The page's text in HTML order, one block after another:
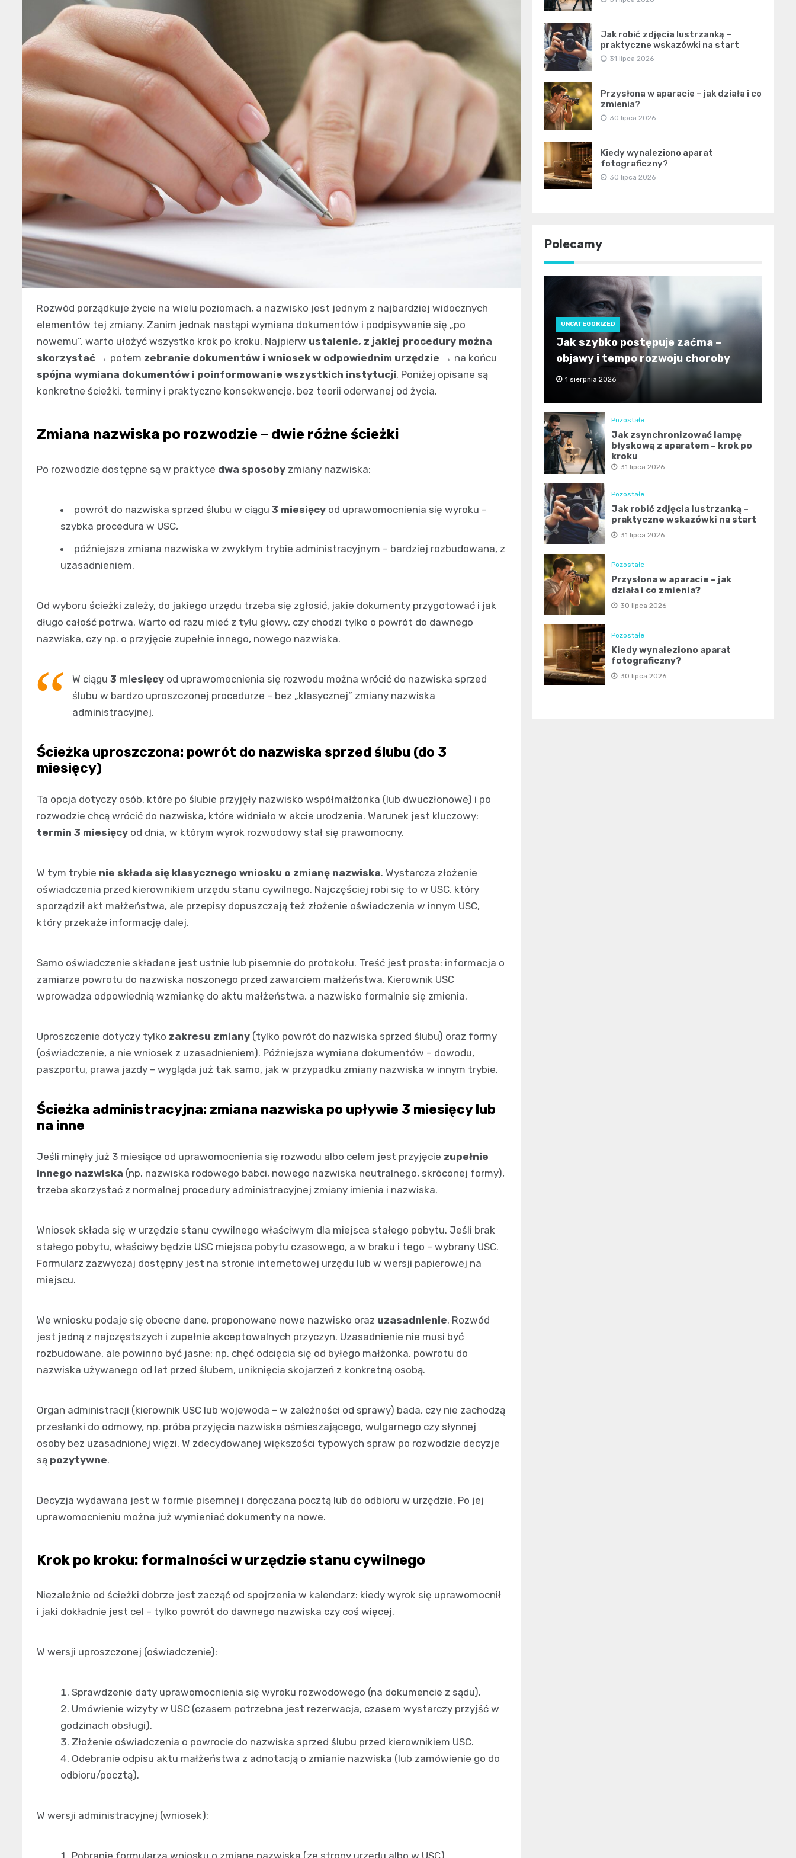
Rozwód porządkuje życie na wielu poziomach, a nazwisko jest jednym z najbardziej widocznych
elementów tej zmiany. Zanim jednak nastąpi wymiana dokumentów i podpisywanie się „po
nowemu”, warto ułożyć wszystko krok po kroku. Najpierw ustalenie, z jakiej procedury można
skorzystać → potem zebranie dokumentów i wniosek w odpowiednim urzędzie → na końcu
spójna wymiana dokumentów i poinformowanie wszystkich instytucji. Poniżej opisane są
konkretne ścieżki, terminy i praktyczne konsekwencje, bez teorii oderwanej od życia.
Zmiana nazwiska po rozwodzie – dwie różne ścieżki
Po rozwodzie dostępne są w praktyce dwa sposoby zmiany nazwiska:
powrót do nazwiska sprzed ślubu w ciągu 3 miesięcy od uprawomocnienia się wyroku –
szybka procedura w USC,
późniejsza zmiana nazwiska w zwykłym trybie administracyjnym – bardziej rozbudowana, z
uzasadnieniem.
Od wyboru ścieżki zależy, do jakiego urzędu trzeba się zgłosić, jakie dokumenty przygotować i jak
długo całość potrwa. Warto od razu mieć z tyłu głowy, czy chodzi tylko o powrót do dawnego
nazwiska, czy np. o przyjęcie zupełnie innego, nowego nazwiska.
W ciągu 3 miesięcy od uprawomocnienia się rozwodu można wrócić do nazwiska sprzed
ślubu w bardzo uproszczonej procedurze – bez „klasycznej” zmiany nazwiska
administracyjnej.
Ścieżka uproszczona: powrót do nazwiska sprzed ślubu (do 3
miesięcy)
Ta opcja dotyczy osób, które po ślubie przyjęły nazwisko współmałżonka (lub dwuczłonowe) i po
rozwodzie chcą wrócić do nazwiska, które widniało w akcie urodzenia. Warunek jest kluczowy:
termin 3 miesięcy od dnia, w którym wyrok rozwodowy stał się prawomocny.
W tym trybie nie składa się klasycznego wniosku o zmianę nazwiska. Wystarcza złożenie
oświadczenia przed kierownikiem urzędu stanu cywilnego. Najczęściej robi się to w USC, który
sporządził akt małżeństwa, ale przepisy dopuszczają też złożenie oświadczenia w innym USC,
który przekaże informację dalej.
Samo oświadczenie składane jest ustnie lub pisemnie do protokołu. Treść jest prosta: informacja o
zamiarze powrotu do nazwiska noszonego przed zawarciem małżeństwa. Kierownik USC
wprowadza odpowiednią wzmiankę do aktu małżeństwa, a nazwisko formalnie się zmienia.
Uproszczenie dotyczy tylko zakresu zmiany (tylko powrót do nazwiska sprzed ślubu) oraz formy
(oświadczenie, a nie wniosek z uzasadnieniem). Późniejsza wymiana dokumentów – dowodu,
paszportu, prawa jazdy – wygląda już tak samo, jak w przypadku zmiany nazwiska w innym trybie.
Ścieżka administracyjna: zmiana nazwiska po upływie 3 miesięcy lub
na inne
Jeśli minęły już 3 miesiące od uprawomocnienia się rozwodu albo celem jest przyjęcie zupełnie
innego nazwiska (np. nazwiska rodowego babci, nowego nazwiska neutralnego, skróconej formy),
trzeba skorzystać z normalnej procedury administracyjnej zmiany imienia i nazwiska.
Wniosek składa się w urzędzie stanu cywilnego właściwym dla miejsca stałego pobytu. Jeśli brak
stałego pobytu, właściwy będzie USC miejsca pobytu czasowego, a w braku i tego – wybrany USC.
Formularz zazwyczaj dostępny jest na stronie internetowej urzędu lub w wersji papierowej na
miejscu.
We wniosku podaje się obecne dane, proponowane nowe nazwisko oraz uzasadnienie. Rozwód
jest jedną z najczęstszych i zupełnie akceptowalnych przyczyn. Uzasadnienie nie musi być
rozbudowane, ale powinno być jasne: np. chęć odcięcia się od byłego małżonka, powrotu do
nazwiska używanego od lat przed ślubem, uniknięcia skojarzeń z konkretną osobą.
Organ administracji (kierownik USC lub wojewoda – w zależności od sprawy) bada, czy nie zachodzą
przesłanki do odmowy, np. próba przyjęcia nazwiska ośmieszającego, wulgarnego czy słynnej
osoby bez uzasadnionej więzi. W zdecydowanej większości typowych spraw po rozwodzie decyzje
są pozytywne.
Decyzja wydawana jest w formie pisemnej i doręczana pocztą lub do odbioru w urzędzie. Po jej
uprawomocnieniu można już wymieniać dokumenty na nowe.
Krok po kroku: formalności w urzędzie stanu cywilnego
Niezależnie od ścieżki dobrze jest zacząć od spojrzenia w kalendarz: kiedy wyrok się uprawomocnił
i jaki dokładnie jest cel – tylko powrót do dawnego nazwiska czy coś więcej.
W wersji uproszczonej (oświadczenie):
Sprawdzenie daty uprawomocnienia się wyroku rozwodowego (na dokumencie z sądu).
Umówienie wizyty w USC (czasem potrzebna jest rezerwacja, czasem wystarczy przyjść w
godzinach obsługi).
Złożenie oświadczenia o powrocie do nazwiska sprzed ślubu przed kierownikiem USC.
Odebranie odpisu aktu małżeństwa z adnotacją o zmianie nazwiska (lub zamówienie go do
odbioru/pocztą).
W wersji administracyjnej (wniosek):
Pobranie formularza wniosku o zmianę nazwiska (ze strony urzędu albo w USC).
Jak robić zdjęcia lustrzanką –
praktyczne wskazówki na start
31 lipca 2026
Przysłona w aparacie – jak działa i co
zmienia?
30 lipca 2026
Kiedy wynaleziono aparat
fotograficzny?
30 lipca 2026
Polecamy
UNCATEGORIZED
Jak szybko postępuje zaćma –
objawy i tempo rozwoju choroby
1 sierpnia 2026
Pozostałe
Jak zsynchronizować lampę
błyskową z aparatem – krok po
kroku
31 lipca 2026
Pozostałe
Jak robić zdjęcia lustrzanką –
praktyczne wskazówki na start
31 lipca 2026
Pozostałe
Przysłona w aparacie – jak
działa i co zmienia?
30 lipca 2026
Pozostałe
Kiedy wynaleziono aparat
fotograficzny?
30 lipca 2026